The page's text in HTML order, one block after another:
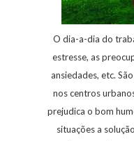
O dia-a-dia do
estresse, as
ansiedades, etc.
nos centros
prejudica o bom
situações a